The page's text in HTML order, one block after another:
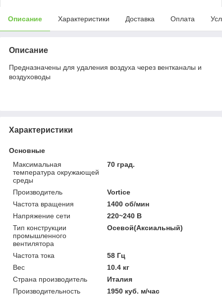
Описание Характеристики Доставка Оплата
Описание
Предназначены для удаления воздуха через вентканалы и
воздуховоды
Характеристики
Основные
Максимальная
температура окружающей
среды
70 град.
Производитель
Vortice
Частота вращения
1400 об/мин
Напряжение сети
220~240 В
Тип конструкции
промышленного
вентилятора
Осевой(Аксиальный)
Частота тока
58 Гц
Вес
10.4 кг
Страна производитель
Италия
Производительность
1950 куб. м/час